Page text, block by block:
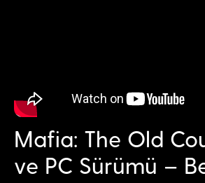
Mafia: The Old
ve PC Sürümü –